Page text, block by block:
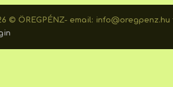
© ÖREGPÉNZ- email: info@oregpenz.hu